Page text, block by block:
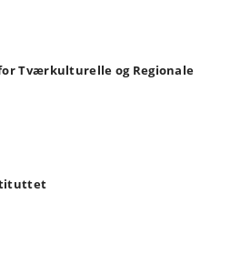
Tværkulturelle og Regionale